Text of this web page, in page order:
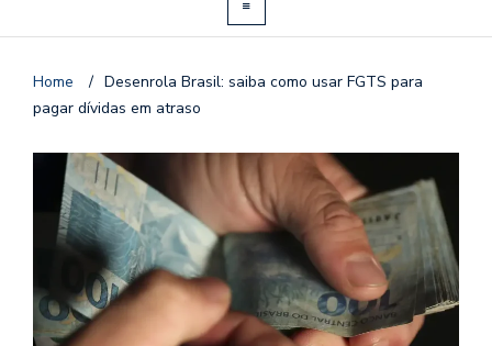
Home / Desenrola Brasil: saiba como usar FGTS para
pagar dívidas em atraso